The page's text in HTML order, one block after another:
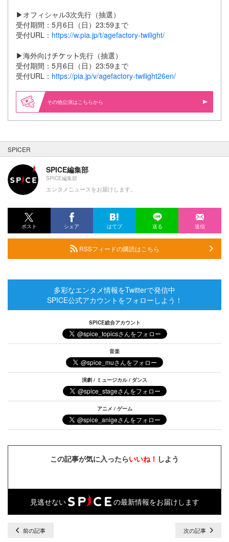
▶︎オフィシャル3次先行（抽選）
受付期間：5月6日（日）23:59まで
受付URL： https://w.pia.jp/t/agefactory-twilight/
▶︎海外向け
先行（抽選）
受付期間：5月6日（日）23:59まで
受付URL： https://pia.jp/v/agefactory-twilight26en/
その他公演はこちらから
SPICER
SPICE編集部
SPICE編集部
エンタメニュースをお届けします。
ポスト シェア はてブ 送る 送信
RSSフィードの購読はこちら
多彩なエンタメ情報をTwitterで発信中
SPICE公式アカウントをフォローしよう！
SPICE総合アカウント
音楽
演劇 / ミュージカル / ダンス
アニメ / ゲーム
この記事が気に入ったらいいね！ しよう
見逃せない の最新情報をお届けします
前の記事 次の記事